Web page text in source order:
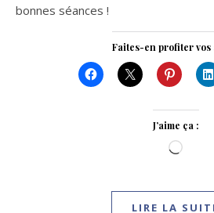
bonnes séances !
Faites-en profiter vos
J’aime ça :
LIRE LA